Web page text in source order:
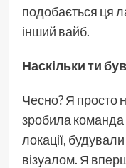
подобається ця
інший вайб.
Наскільки ти
Чесно? Я просто
зробила команда
локації,
візуалом. Я